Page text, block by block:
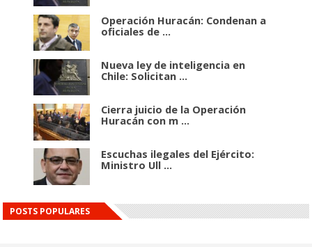
Operación Huracán: Condenan a
oficiales de ...
Nueva ley de inteligencia en
Chile: Solicitan ...
Cierra juicio de la Operación
Huracán con m ...
Escuchas ilegales del Ejército:
Ministro Ull ...
POSTS POPULARES